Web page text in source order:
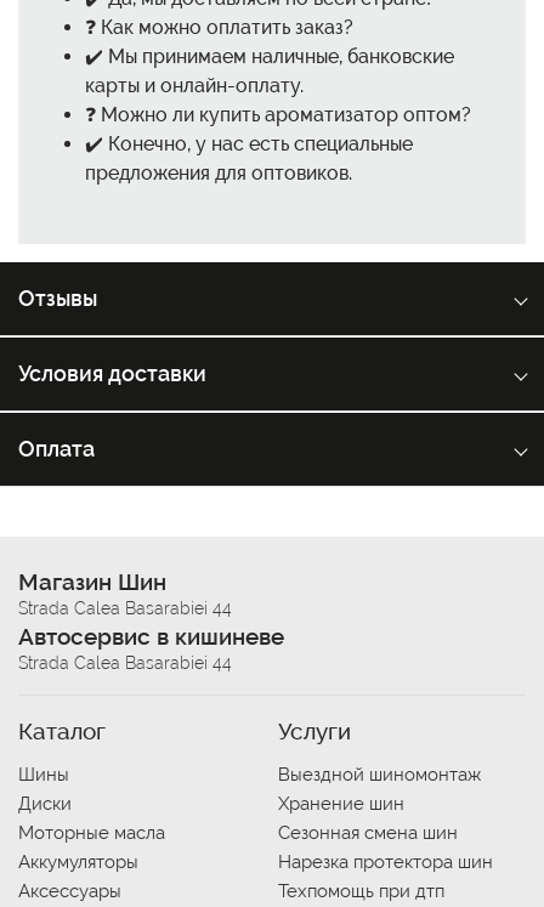
❓ Как можно оплатить заказ?
✔️ Мы принимаем наличные, банковские
карты и онлайн-оплату.
❓ Можно ли купить ароматизатор оптом?
✔️ Конечно, у нас есть специальные
предложения для оптовиков.
Отзывы
Условия доставки
Оплата
Магазин Шин
Strada Calea Basarabiei 44
Автосервис в кишиневе
Strada Calea Basarabiei 44
Каталог
Шины
Диски
Моторные масла
Аккумуляторы
Аксессуары
Услуги
Выездной шиномонтаж
Хранение шин
Сезонная смена шин
Нарезка протектора шин
Техпомощь при дтп